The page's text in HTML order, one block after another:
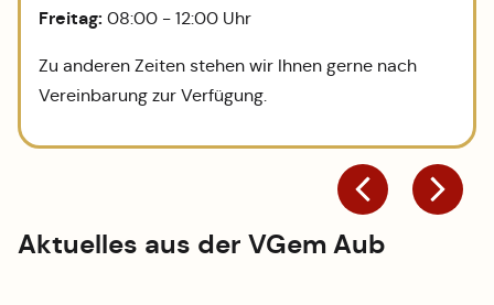
Freitag: 08:00 - 12:00 Uhr
Zu anderen Zeiten stehen wir Ihnen gerne nach
Vereinbarung zur Verfügung.
Aktuelles aus der VGem Aub